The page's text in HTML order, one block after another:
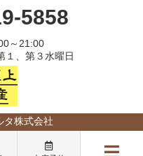
5858
～21:00
、第３水曜日
タ株式会社